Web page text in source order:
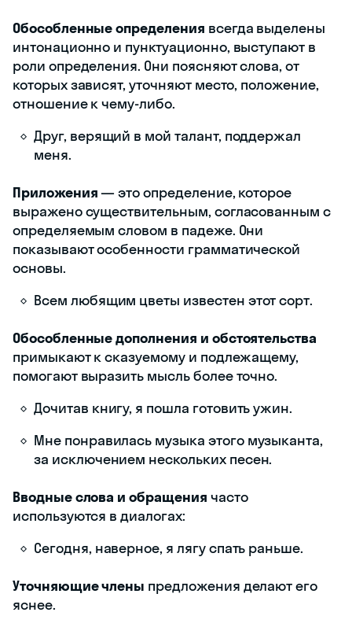
Обособленные определения всегда выделены
интонационно и пунктуационно, выступают в
роли определения. Они поясняют слова, от
которых зависят, уточняют место, положение,
отношение к чему-либо.
Друг, верящий в мой талант, поддержал
меня.
Приложения— это определение, которое
выражено существительным, согласованным с
определяемым словом в падеже. Они
показывают особенности грамматической
основы.
Всем любящим цветы известен этот сорт.
Обособленные дополнения и обстоятельства
примыкают к сказуемому и подлежащему,
помогают выразить мысль более точно.
Дочитав книгу, я пошла готовить ужин.
Мне понравилась музыка этого музыканта,
за исключением нескольких песен.
Вводные слова и обращения часто
используются в диалогах:
Сегодня, наверное, я лягу спать раньше.
Уточняющие члены предложения делают его
яснее.